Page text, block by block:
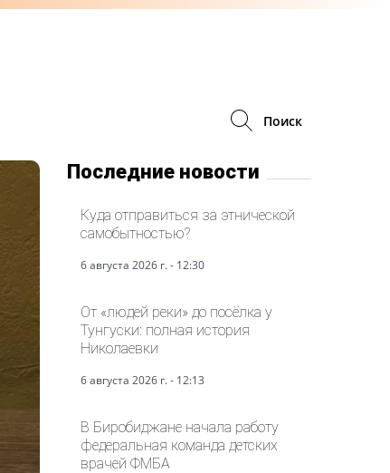
Поиск
Последние новости
Куда отправиться за этнической
самобытностью?
6 августа 2026 г. - 12:30
От «людей реки» до посёлка у
Тунгуски: полная история
Николаевки
6 августа 2026 г. - 12:13
В Биробиджане начала работу
федеральная команда детских
врачей ФМБА